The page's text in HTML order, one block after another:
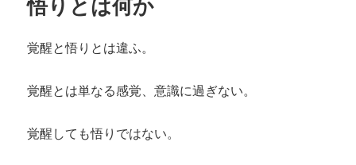
悟りとは何か
覚醒と悟りとは違ふ。
覚醒とは単なる感覚、意識に過ぎない。
覚醒しても悟りではない。